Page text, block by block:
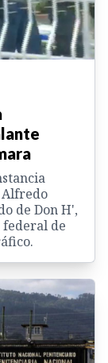
de Don H',
de